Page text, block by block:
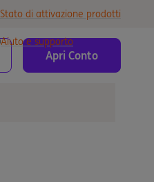
Stato di attivazione prodotti
Aiuto e supporto
Apri Conto